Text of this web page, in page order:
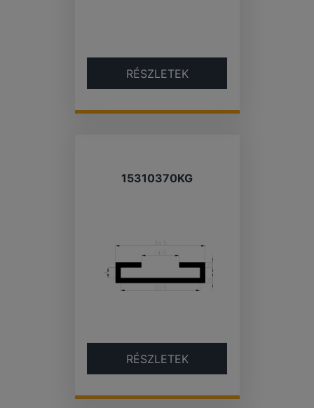
RÉSZLETEK
15310370KG
RÉSZLETEK